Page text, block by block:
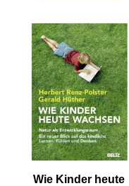
Wie Kinder heute